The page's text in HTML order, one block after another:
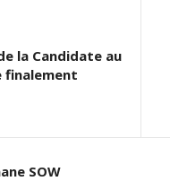
la Candidate au
finalement
SOW